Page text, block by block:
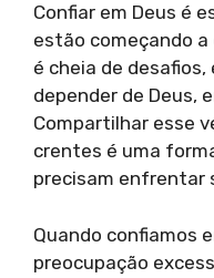
Confiar em Deus é
estão começando
é cheia de
depender de Deus,
Compartilhar esse
crentes é uma
precisam enfrentar
Quando confiamos
preocupação